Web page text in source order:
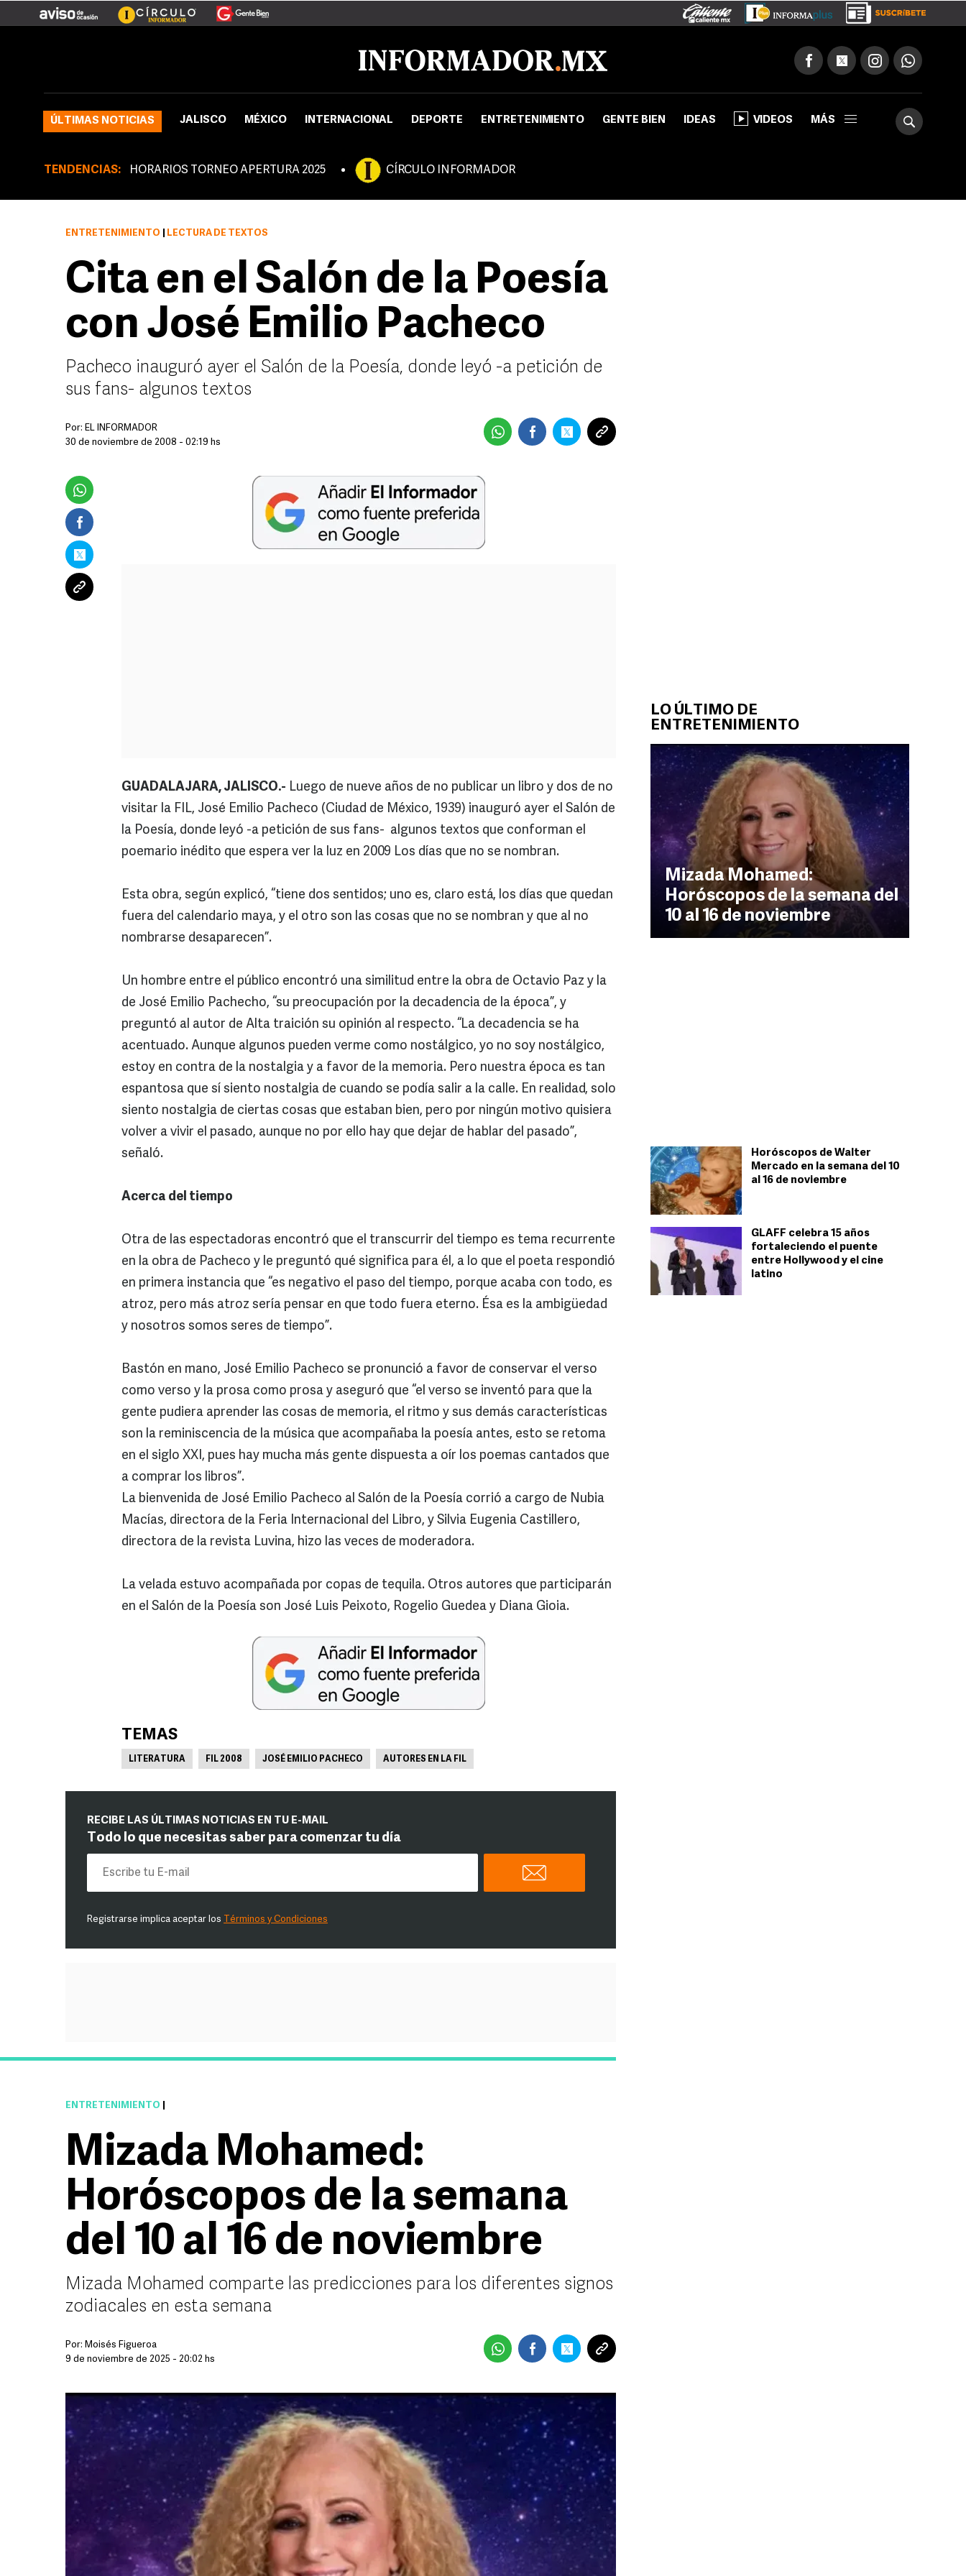
ÚLTIMAS NOTICIAS JALISCO MÉXICO INTERNACIONAL DEPORTE ENTRETENIMIENTO GENTE BIEN IDEAS VIDEOS MÁS
TENDENCIAS: HORARIOS TORNEO APERTURA 2025 CÍRCULO INFORMADOR
LO ÚLTIMO DE
ENTRETENIMIENTO
Mizada Mohamed:
Horóscopos de la semana del
10 al 16 de noviembre
Horóscopos de Walter
Mercado en la semana del 10
al 16 de noviembre
GLAFF celebra 15 años
fortaleciendo el puente
entre Hollywood y el cine
latino
ENTRETENIMIENTO LECTURA DE TEXTOS
Cita en el Salón de la Poesía
con José Emilio Pacheco
Pacheco inauguró ayer el Salón de la Poesía, donde leyó -a petición de
sus fans- algunos textos
Por: EL INFORMADOR
30 de noviembre de 2008 - 02:19 hs
GUADALAJARA, JALISCO.- Luego de nueve años de no publicar un libro y dos de no
visitar la FIL, José Emilio Pacheco (Ciudad de México, 1939) inauguró ayer el Salón de
la Poesía, donde leyó -a petición de sus fans- algunos textos que conforman el
poemario inédito que espera ver la luz en 2009 Los días que no se nombran.
Esta obra, según explicó, “tiene dos sentidos; uno es, claro está, los días que quedan
fuera del calendario maya, y el otro son las cosas que no se nombran y que al no
nombrarse desaparecen”.
Un hombre entre el público encontró una similitud entre la obra de Octavio Paz y la
de José Emilio Pachecho, “su preocupación por la decadencia de la época”, y
preguntó al autor de Alta traición su opinión al respecto. “La decadencia se ha
acentuado. Aunque algunos pueden verme como nostálgico, yo no soy nostálgico,
estoy en contra de la nostalgia y a favor de la memoria. Pero nuestra época es tan
espantosa que sí siento nostalgia de cuando se podía salir a la calle. En realidad, solo
siento nostalgia de ciertas cosas que estaban bien, pero por ningún motivo quisiera
volver a vivir el pasado, aunque no por ello hay que dejar de hablar del pasado”,
señaló.
Acerca del tiempo
Otra de las espectadoras encontró que el transcurrir del tiempo es tema recurrente
en la obra de Pacheco y le preguntó qué significa para él, a lo que el poeta respondió
en primera instancia que “es negativo el paso del tiempo, porque acaba con todo, es
atroz, pero más atroz sería pensar en que todo fuera eterno. Ésa es la ambigüedad
y nosotros somos seres de tiempo”.
Bastón en mano, José Emilio Pacheco se pronunció a favor de conservar el verso
como verso y la prosa como prosa y aseguró que “el verso se inventó para que la
gente pudiera aprender las cosas de memoria, el ritmo y sus demás características
son la reminiscencia de la música que acompañaba la poesía antes, esto se retoma
en el siglo XXI, pues hay mucha más gente dispuesta a oír los poemas cantados que
a comprar los libros”.
La bienvenida de José Emilio Pacheco al Salón de la Poesía corrió a cargo de Nubia
Macías, directora de la Feria Internacional del Libro, y Silvia Eugenia Castillero,
directora de la revista Luvina, hizo las veces de moderadora.
La velada estuvo acompañada por copas de tequila. Otros autores que participarán
en el Salón de la Poesía son José Luis Peixoto, Rogelio Guedea y Diana Gioia.
TEMAS
LITERATURA FIL 2008 JOSÉ EMILIO PACHECO AUTORES EN LA FIL
RECIBE LAS ÚLTIMAS NOTICIAS EN TU E-MAIL
Todo lo que necesitas saber para comenzar tu día
Registrarse implica aceptar los Términos y Condiciones
ENTRETENIMIENTO
Mizada Mohamed:
Horóscopos de la semana
del 10 al 16 de noviembre
Mizada Mohamed comparte las predicciones para los diferentes signos
zodiacales en esta semana
Por: Moisés Figueroa
9 de noviembre de 2025 - 20:02 hs